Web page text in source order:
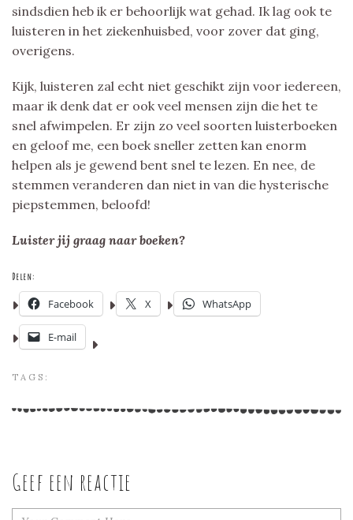
sindsdien heb ik er behoorlijk wat gehad. Ik lag ook te
luisteren in het ziekenhuisbed, voor zover dat ging,
overigens.
Kijk, luisteren zal echt niet geschikt zijn voor iedereen,
maar ik denk dat er ook veel mensen zijn die het te
snel afwimpelen. Er zijn zo veel soorten luisterboeken
en geloof me, een boek sneller zetten kan enorm
helpen als je gewend bent snel te lezen. En nee, de
stemmen veranderen dan niet in van die hysterische
piepstemmen, beloofd!
Luister jij graag naar boeken?
Delen:
Facebook X WhatsApp
E-mail
TAGS:
Geef een reactie